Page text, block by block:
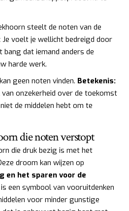
steelt de noten van de
Je voelt je wellicht bedreigd door
dat iemand anders de
harde werk.
geen noten vinden. Betekenis:
onzekerheid over de toekomst
de middelen hebt om te
die noten verstopt
die druk bezig is met het
droom kan wijzen op
en het sparen voor de
een symbool van vooruitdenken
voor minder gunstige